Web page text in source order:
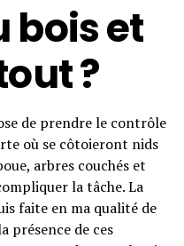
bois et
?
de prendre le contrôle
où se côtoieront nids
arbres couchés et
la tâche. La
faite en ma qualité de
présence de ces